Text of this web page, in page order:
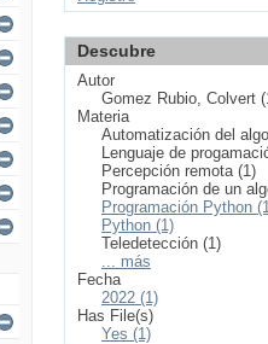
Descubre
Autor
Gomez Rubio, Colvert
Materia
Automatización del
Lenguaje de
Percepción remota (1)
Programación de un
Programación Python
Python (1)
Teledetección (1)
... más
Fecha
2022 (1)
Has File(s)
Yes (1)